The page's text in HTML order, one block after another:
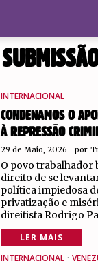
INTERNACIONAL
CONDENAMOS O
À REPRESSÃO
29 de Maio, 2026 por
O povo trabalhador
direito de se
política impiedosa
privatização e
direitista Rodrigo
LER MAIS
INTERNACIONAL ·